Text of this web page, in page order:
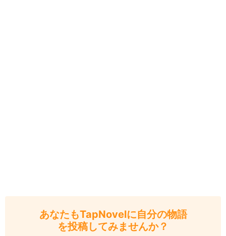
あなたもTapNovelに自分の物語
を投稿してみませんか？